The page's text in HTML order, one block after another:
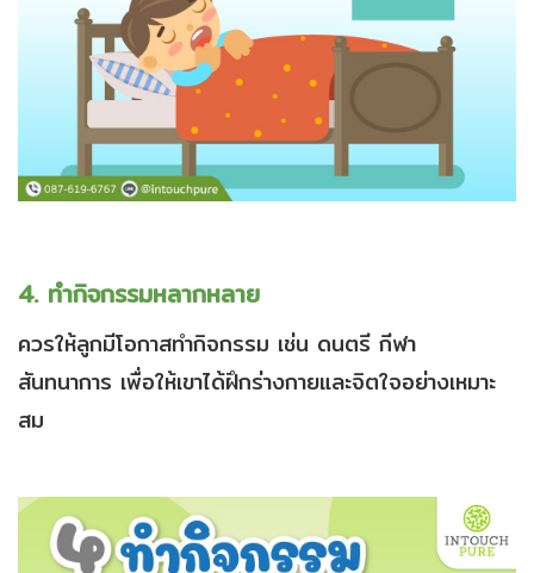
4. ทำกิจกรรมหลากหลาย
ควรให้ลูกมีโอกาสทำกิจกรรม เช่น ดนตรี กีฬา
สันทนาการ เพื่อให้เขาได้ฝึกร่างกายและจิตใจอย่างเหมาะ
สม